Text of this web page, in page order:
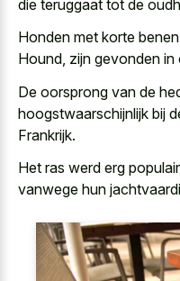
die teruggaat tot de
Honden met korte
Hound, zijn gevonden
De oorsprong van de
hoogstwaarschijnlijk bij
Frankrijk.
Het ras werd erg
vanwege hun